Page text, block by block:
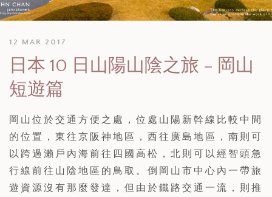
12 MAR 2017
日本 10 日山陽山陰之旅 – 岡山
短遊篇
岡山位於交通方便之處，位處山陽新幹線比較中間
的位置，東往京阪神地區，西往廣島地區，南則可
以跨過瀨戶內海前往四國高松，北則可以經智頭急
行線前往山陰地區的鳥取。倒岡山市中心內一帶旅
遊資源沒有那麼發達，但由於鐵路交通一流，則推